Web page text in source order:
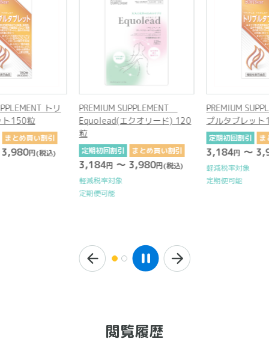
トリ
150粒
まとめ買い割引
円(税込)
PREMIUM SUPPLEMENT
Equolead(エクオリード) 120
粒
定期初回割引 まとめ買い割引
3,184円～ 3,980円(税込)
軽減税率対象
定期便可能
PREMIUM
プルタブレット
定期初回割引 ま
3,184円～
軽減税率対象
定期便可能
閲覧履歴